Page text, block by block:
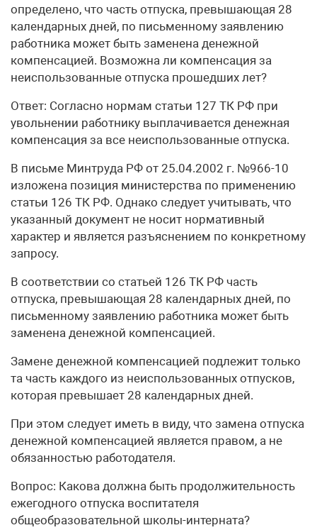
определено, что часть отпуска, превышающая 28
календарных дней, по письменному заявлению
работника может быть заменена денежной
компенсацией. Возможна ли компенсация за
неиспользованные отпуска прошедших лет?
Ответ: Согласно нормам статьи 127 ТК РФ при
увольнении работнику выплачивается денежная
компенсация за все неиспользованные отпуска.
В письме Минтруда РФ от 25.04.2002 г. №966-10
изложена позиция министерства по применению
статьи 126 ТК РФ. Однако следует учитывать, что
указанный документ не носит нормативный
характер и является разъяснением по конкретному
запросу.
В соответствии со статьей 126 ТК РФ часть
отпуска, превышающая 28 календарных дней, по
письменному заявлению работника может быть
заменена денежной компенсацией.
Замене денежной компенсацией подлежит только
та часть каждого из неиспользованных отпусков,
которая превышает 28 календарных дней.
При этом следует иметь в виду, что замена отпуска
денежной компенсацией является правом, а не
обязанностью работодателя.
Вопрос: Какова должна быть продолжительность
ежегодного отпуска воспитателя
общеобразовательной школы-интерната?